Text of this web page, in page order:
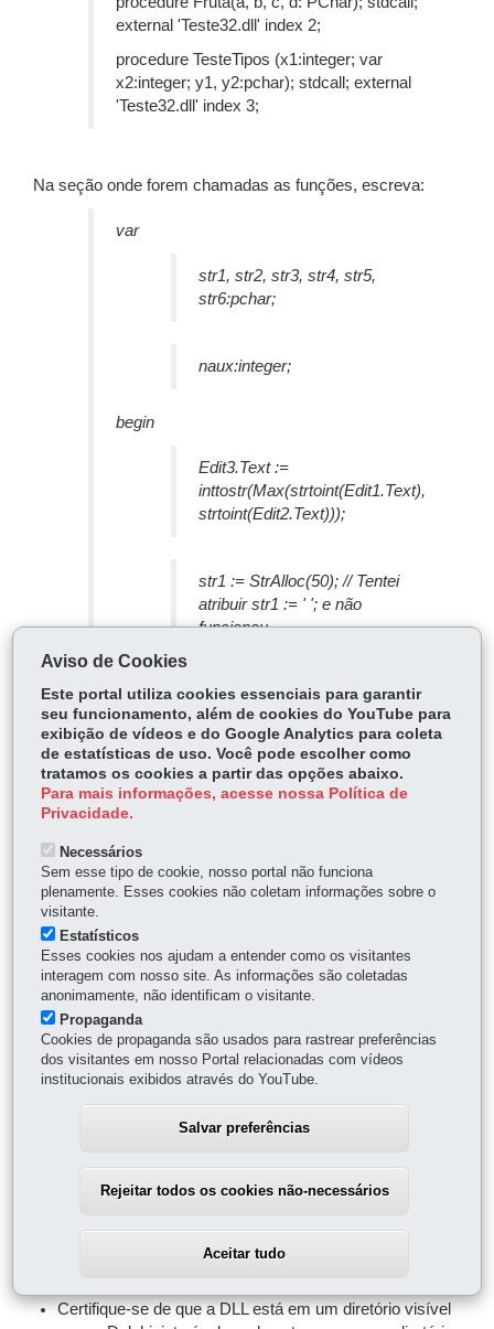
external 'Teste32.dll' index 2;
procedure TesteTipos (x1:integer; var
x2:integer; y1, y2:pchar); stdcall; external
'Teste32.dll' index 3;
Na seção onde forem chamadas as funções, escreva:
var
str1, str2, str3, str4, str5,
str6:pchar;
naux:integer;
begin
Edit3.Text :=
inttostr(Max(strtoint(Edit1.Text),
strtoint(Edit2.Text)));
str1 := StrAlloc(50); // Tentei
atribuir str1 := ' '; e não
funcionou
str2 := StrAlloc(50);
str3 := StrAlloc(50);
str4 := StrAlloc(50);
Fruta(str1, str2, str3, str4);
Edit5.Text := str2;
Edit6.Text := str3;
str5 := StrAlloc(50);
StrPCopy(str5,Edit10.Text);
Str6 := StrAlloc(50);
TesteTipos(strtoint(Edit8.Text),
Edit9.Text := inttostr(naux);
Certifique-se de que a DLL está em um diretório visível
Aviso de Cookies
Este portal utiliza cookies essenciais para garantir
seu funcionamento, além de cookies do YouTube para
exibição de vídeos e do Google Analytics para coleta
de estatísticas de uso. Você pode escolher como
tratamos os cookies a partir das opções abaixo.
Para mais informações, acesse nossa Política de
Privacidade.
Necessários
Sem esse tipo de cookie, nosso portal não funciona
plenamente. Esses cookies não coletam informações sobre o
visitante.
Estatísticos
Esses cookies nos ajudam a entender como os visitantes
interagem com nosso site. As informações são coletadas
anonimamente, não identificam o visitante.
Propaganda
Cookies de propaganda são usados para rastrear preferências
dos visitantes em nosso Portal relacionadas com vídeos
institucionais exibidos através do YouTube.
Salvar preferências
Rejeitar todos os cookies não-necessários
Aceitar tudo